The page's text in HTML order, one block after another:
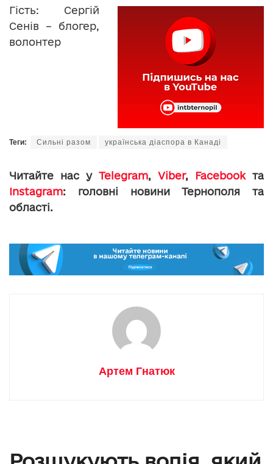
Гість: Сергій
Сенів – блогер,
волонтер
Теги: Сильні разом українська діаспора в Канаді
Читайте нас у Telegram, Viber, Facebookта
Instagram: головні новини Тернополя та
області.
Артем Гнатюк